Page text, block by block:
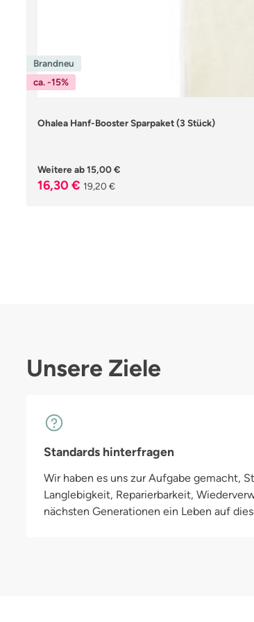
Brandneu
ca. -15%
Ohalea Hanf-Booster Sparpaket (3 Stück)
Weitere ab15,00 €
Verkaufspreis:
16,30 € Regulärer Preis:
19,20 €
Unsere Ziele
Standards hinterfragen
Wir haben es uns zur Aufgabe gemacht,
Langlebigkeit, Reparierbarkeit,
nächsten Generationen ein Leben auf